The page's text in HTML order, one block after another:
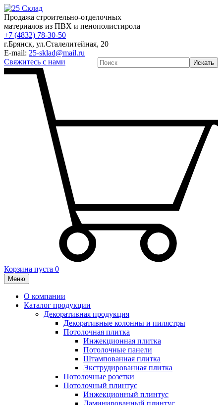
Продажа строительно-отделочных
материалов из ПВХ и пенополистирола
+7 (4832) 78-30-50
г.Брянск, ул.Сталелитейная, 20
E-mail: 25-sklad@mail.ru
Свяжитесь с нами
Искать
Корзина пуста 0
Меню
О компании
Каталог продукции
Декоративная продукция
Декоративные колонны и пилястры
Потолочная плитка
Инжекционная плитка
Потолочные панели
Штампованная плитка
Экструдированная плитка
Потолочные розетки
Потолочный плинтус
Инжекционный плинтус
Ламинированный плинтус